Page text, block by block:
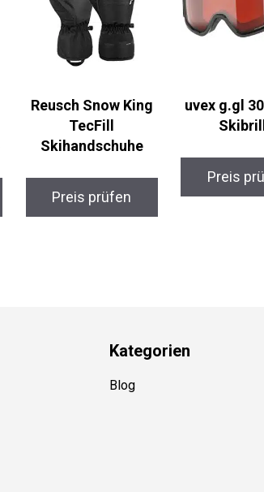
Reusch Snow King
TecFill
Skihandschuhe
Preis prüfen
uvex g.gl
Preis
Kategorien
Blog